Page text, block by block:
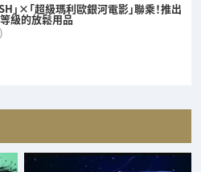
」×「超級瑪利歐銀河電影」聯乘！推出
級的放鬆用品